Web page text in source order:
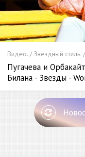
Видео. / Звездный стиль.
Пугачева и
Билана - Звезды -